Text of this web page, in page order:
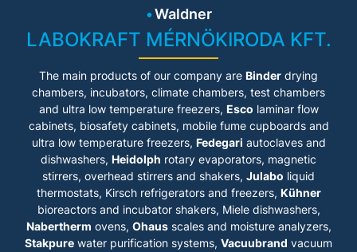
Waldner
LABOKRAFT MÉRNÖKIRODA KFT.
The main products of our company are Binder drying
chambers, incubators, climate chambers, test chambers
and ultra low temperature freezers, Esco laminar flow
cabinets, biosafety cabinets, mobile fume cupboards and
ultra low temperature freezers, Fedegari autoclaves and
dishwashers, Heidolph rotary evaporators, magnetic
stirrers, overhead stirrers and shakers, Julabo liquid
thermostats, Kirsch refrigerators and freezers, Kühner
bioreactors and incubator shakers, Miele dishwashers,
Nabertherm ovens, Ohausscales and moisture analyzers,
Stakpure water purification systems, Vacuubrand vacuum